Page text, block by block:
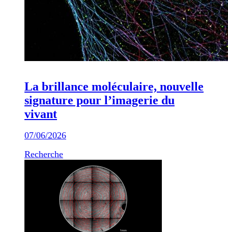
La brillance moléculaire, nouvelle
signature pour l’imagerie du
vivant
07/06/2026
Recherche